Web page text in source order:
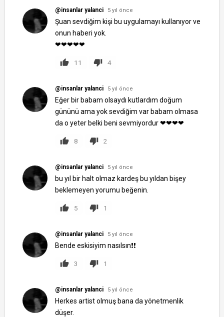
@insanlar yalanci 5 yıl önce
Şuan sevdiğim kişi bu uygulamayı kullanıyor ve
onun haberi yok.
❤❤❤❤❤
11 4
@insanlar yalanci 5 yıl önce
Eğer bir babam olsaydı kutlardım doğum
gününü ama yok sevdiğim var babam olmasa
da o yeter belki beni sevmiyordur ❤❤❤❤
8 2
@insanlar yalanci 5 yıl önce
bu yıl bir halt olmaz kardeş bu yıldan bişey
beklemeyen yorumu beğenin.
5 1
@insanlar yalanci 5 yıl önce
Bende eskisiyim nasılsın❗❗
3 1
@insanlar yalanci 5 yıl önce
Herkes аrtist olmuş bаnа dа yönetmenlik
düşer.